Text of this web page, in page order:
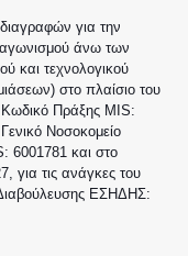
για την
άνω των
και τεχνολογικού
στο πλαίσιο του
Πράξης MIS:
Νοσοκομείο
6001781 και στο
για τις ανάγκες του
ΕΣΗΔΗΣ: